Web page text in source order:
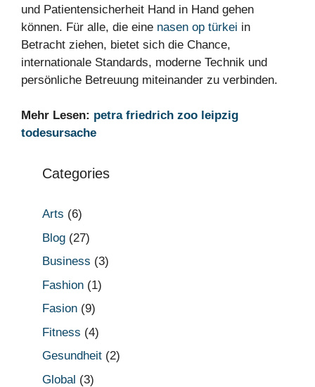
und Patientensicherheit Hand in Hand gehen
können. Für alle, die eine nasen op türkei in
Betracht ziehen, bietet sich die Chance,
internationale Standards, moderne Technik und
persönliche Betreuung miteinander zu verbinden.
Mehr Lesen: petra friedrich zoo leipzig
todesursache
Categories
Arts (6)
Blog (27)
Business (3)
Fashion (1)
Fasion (9)
Fitness (4)
Gesundheit (2)
Global (3)